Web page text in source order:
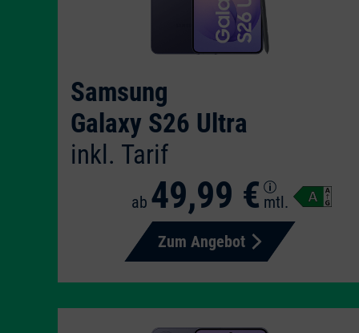
Samsung
Galaxy S26 Ultra
inkl. Tarif
ab 49,99 € mtl.
Zum Angebot